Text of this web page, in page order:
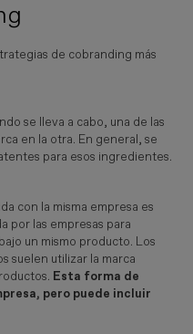
de cobranding más
se lleva a cabo, una de las
en la otra. En general, se
para esos ingredientes.
con la misma empresa es
por las empresas para
un mismo producto. Los
suelen utilizar la marca
Esta forma de
pero puede incluir